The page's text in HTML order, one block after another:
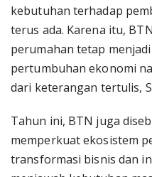
kebutuhan terhadap
terus ada. Karena itu,
perumahan tetap
pertumbuhan ekonomi
dari keterangan tertulis,
Tahun ini, BTN juga
memperkuat ekosistem
transformasi bisnis dan